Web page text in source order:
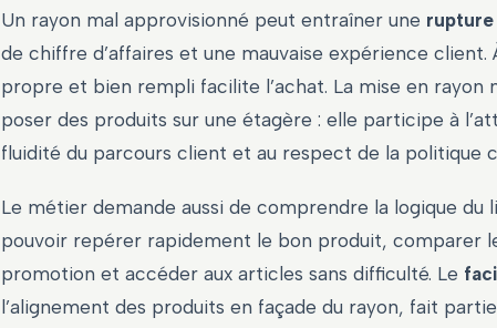
Un rayon mal approvisionné peut entraîner une
de chiffre d’affaires et une mauvaise expérience client.
propre et bien rempli facilite l’achat. La mise en rayon
poser des produits sur une étagère : elle participe à
fluidité du parcours client et au respect de la politique
Le métier demande aussi de comprendre la logique
pouvoir repérer rapidement le bon produit, comparer
promotion et accéder aux articles sans difficulté. Le
l’alignement des produits en façade du rayon, fait